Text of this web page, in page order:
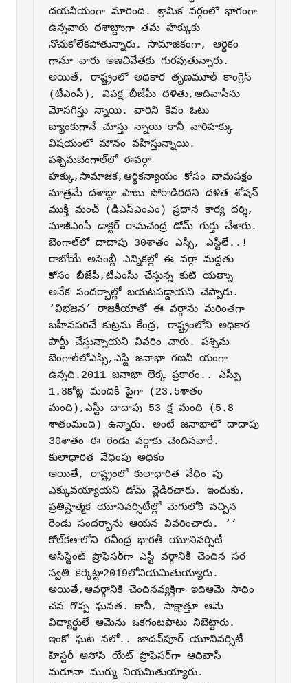
దయనీయంగా మారింది. శ్రామిక వర్గంలో భాగంగా
ఉన్నవారు దశాబ్దాుగా తమ హక్కుకు
నోచుకోలేకపోతున్నారు. సామాజికంగా, ఆర్థికం
గానూ వారు అణచివేతకు గురవుతున్నారు.
అయితే, రాష్ట్రంలో అధికార తృణమూల్‌ కాంగ్రెస్‌
(టీఎంసీ), విపక్ష బీజేపీు దళితు,ఆదివాసీను
మోసగిస్తు న్నాయి. వారిని కేవం ఓటు
బ్యాంకుగానే చూస్తు న్నాయి కానీ వారిహక్కు
విషయంలో మౌనం వహిస్తున్నాయి.
పశ్చిమబెంగాల్‌లో ఈవర్గా
హక్కు,సామాజిక,ఆర్థికన్యాయం కోసం వామపక్షం
మాత్రమే దశాబ్దా పాటు పోరాడిరదని దళిత శోషన్‌
ముక్తి మంచ్‌ (డీఎస్‌ఎంఎం) ప్రధాన కార్య దర్శి,
మాజీఎంపీ డాక్టర్‌ రామచంద్ర డోమ్‌ గుర్తు చేశారు.
బెంగాల్‌లో దాదాపు 30శాతం ఎస్సీ, ఎస్టీలే..!
రాబోయే అసెంబ్లీ ఎన్నికల్లో ఈ వర్గా మద్దతు
కోసం బీజేపీ,టీఎంసీు చేస్తున్న కుటి యత్నాు
అనేక సందర్భాల్లో బయటపడ్డాయని చెప్పారు.
‘విభజన’ రాజకీయాతో ఈ వర్గాను మరింతగా
బహీనపరిచే కుట్రను కేంద్ర, రాష్ట్రంలోని అధికార
పార్టీు చేస్తున్నాయని వివరిం చారు. పశ్చిమ
బెంగాల్‌లోఎస్సీ,ఎస్టీ జనాభా గణనీ యంగా
ఉన్నది.2011 జనాభా లెక్క ప్రకారం.. ఎస్సీు
1.8కోట్ల మందికి పైగా (23.5శాతం
మంది),ఎస్టీు దాదాపు 53 క్ష మంది (5.8
శాతంమంది) ఉన్నారు. అంటే జనాభాలో దాదాపు
30శాతం ఈ రెండు వర్గాకు చెందినవారే.
కులాధారిత వేధింపు అధికం
అయితే, రాష్ట్రంలో కులాధారిత వేధిం పు
ఎక్కువయ్యాయని డోమ్‌ వ్లెడిరచారు. ఇందుకు,
ప్రతిష్టాత్మక యూనివర్సిటీల్లో మెగులోకి వచ్చిన
రెండు సందర్భాను ఆయన వివరించారు. ‘’
కోల్‌కతాలోని రవీంద్ర భారతీ యూనివర్సిటీ
అసిస్టెంట్‌ ప్రొఫెసర్‌గా ఎస్టీ వర్గానికి చెందిన సర
స్వతి కెర్కెట్టా2019లోనియమితుయ్యారు.
అయితే,ఆవర్గానికి చెందినవ్యక్తిగా ఇదిఆమె సాధిం
చన గొప్ప ఘనత. కానీ, సాక్షాత్తూ ఆమె
విద్యార్థులే ఆమెను ఒకగంటపాటు నిబెట్టారు.
ఇంకో ఘట నలో.. జాదవ్‌పూర్‌ యూనివర్సిటీ
హిస్టరీ అసోసి యేట్‌ ప్రొఫెసర్‌గా ఆదివాసీ
మరూనా ముర్ము నియమితుయ్యారు.